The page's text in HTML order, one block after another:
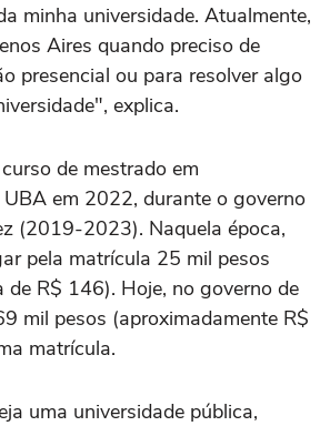
minha universidade. Atualmente,
Aires quando preciso de
presencial ou para resolver algo
explica.
de mestrado em
em 2022, durante o governo
(2019-2023). Naquela época,
pela matrícula 25 mil pesos
de R$ 146). Hoje, no governo de
mil pesos (aproximadamente R$
matrícula.
uma universidade pública,